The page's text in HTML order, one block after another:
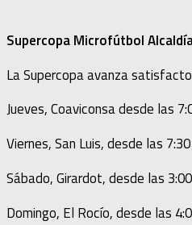
Supercopa Microfútbol
La Supercopa avanza
Jueves, Coaviconsa desde las
Viernes, San Luis, desde las
Sábado, Girardot, desde las
Domingo, El Rocío, desde las